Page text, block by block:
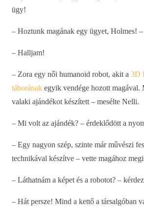
ügy!
– Hoztunk magának egy ügyet, Holmes!
– Halljam!
– Zora egy női humanoid robot, akit a 3D
táborának egyik vendége hozott magával.
valaki ajándékot készített – mesélte Nelli.
– Mi volt az ajándék? – érdeklődött a
– Egy nagyon szép, szinte már művészi
technikával készítve – vette magához
– Láthatnám a képet és a robotot? –
– Hát persze! Mind a kettő a társalgóban